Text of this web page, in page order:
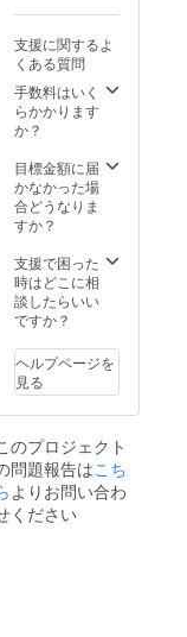
支援に関するよ
くある質問
手数料はいく
らかかります
か？
目標金額に届
かなかった場
合どうなりま
すか？
支援で困った
時はどこに相
談したらいい
ですか？
ヘルプページを
見る
のプロジェクト
問題報告はこち
よりお問い合わ
ください